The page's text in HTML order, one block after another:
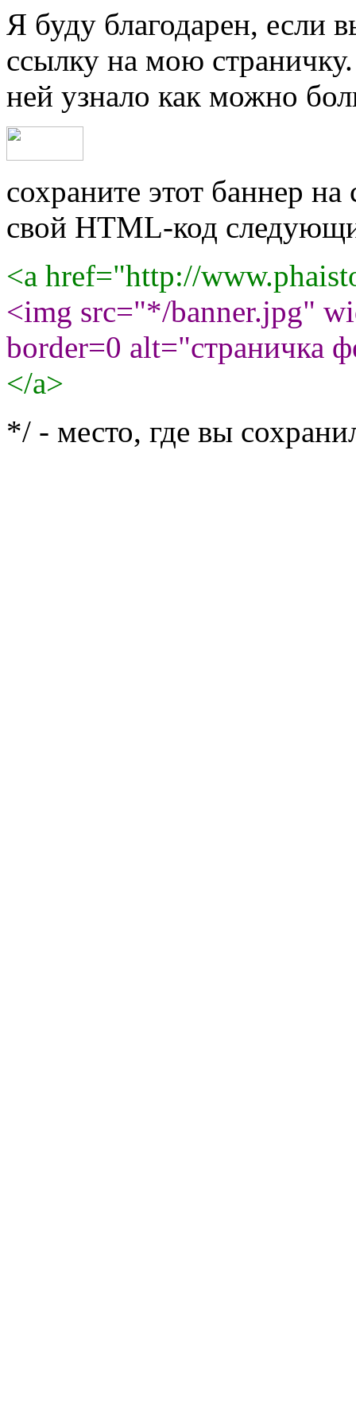
Я буду благодарен, если
ссылку на мою
ней узнало как можно
сохраните этот баннер на
свой HTML-код
<a href="http://
<img src="*/banner.jpg"
border=0 alt="страничка
</a>
*/ - место, где вы